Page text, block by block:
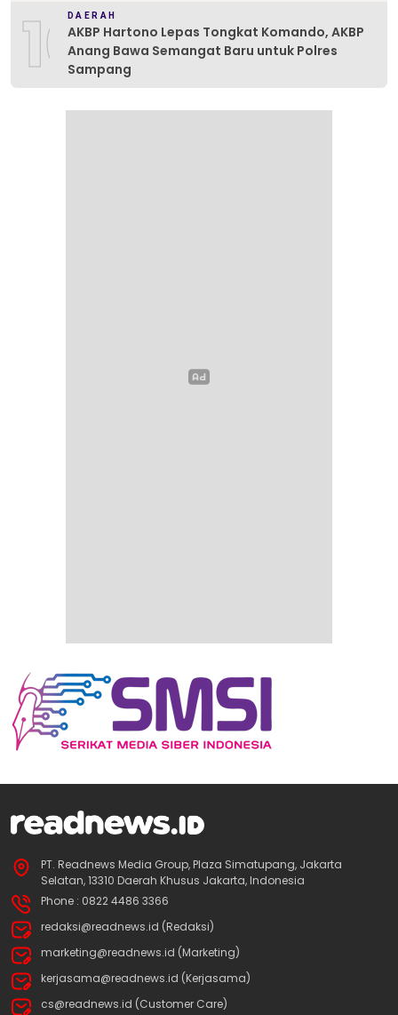
10DAERAH
AKBP Hartono Lepas Tongkat Komando, AKBP
Anang Bawa Semangat Baru untuk Polres
Sampang
PT. Readnews Media Group, Plaza Simatupang, Jakarta
Selatan, 13310 Daerah Khusus Jakarta, Indonesia
Phone : 0822 4486 3366
redaksi@readnews.id (Redaksi)
marketing@readnews.id (Marketing)
kerjasama@readnews.id (Kerjasama)
cs@readnews.id (Customer Care)